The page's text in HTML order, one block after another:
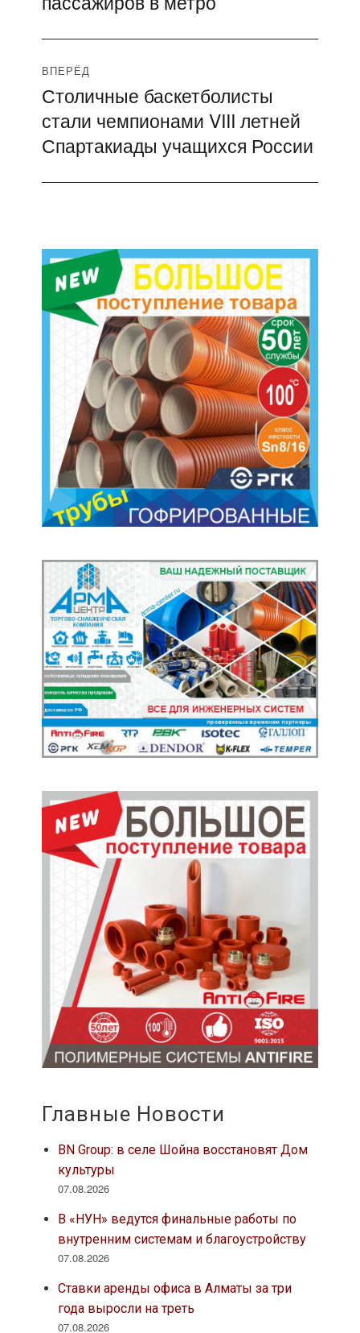
ВПЕРЁД
Следующая
запись:
Столичные баскетболисты
стали чемпионами VIII летней
Спартакиады учащихся России
Главные Новости
BN Group: в селе Шойна восстановят Дом
культуры
07.08.2026
В «НУН» ведутся финальные работы по
внутренним системам и благоустройству
07.08.2026
Ставки аренды офиса в Алматы за три
года выросли на треть
07.08.2026